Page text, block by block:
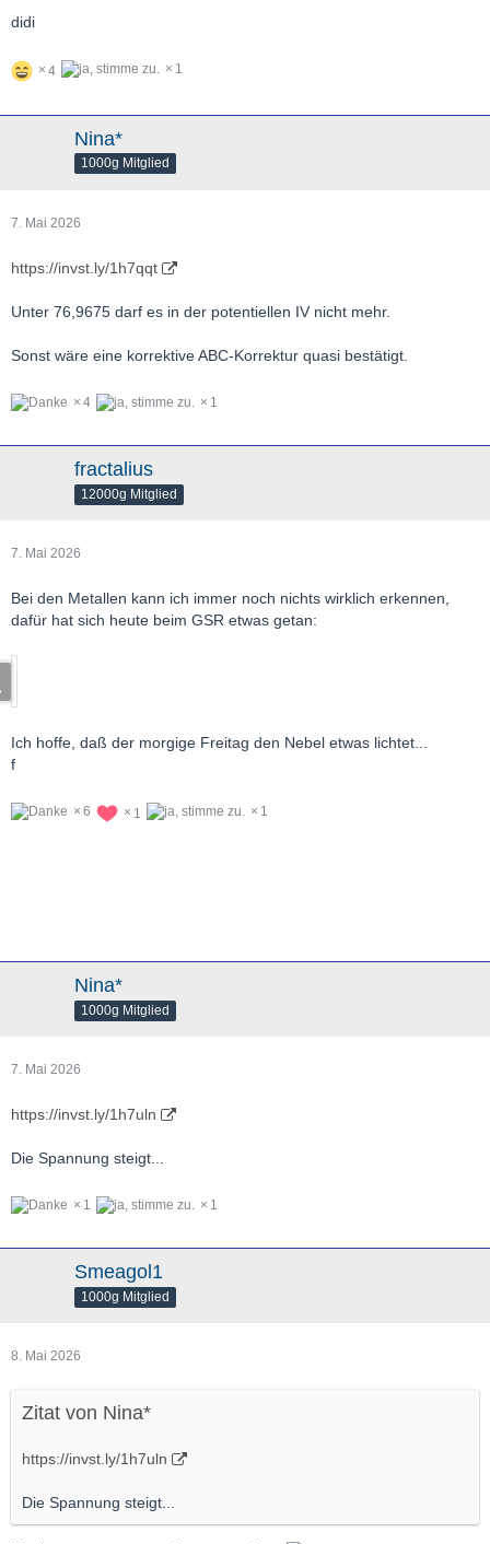
didi
4 1
Nina*
1000g Mitglied
7. Mai 2026
https://invst.ly/1h7qqt
Unter 76,9675 darf es in der potentiellen IV nicht mehr.
Sonst wäre eine korrektive ABC-Korrektur quasi bestätigt.
4 1
fractalius
12000g Mitglied
7. Mai 2026
Bei den Metallen kann ich immer noch nichts wirklich erkennen,
dafür hat sich heute beim GSR etwas getan:
Ich hoffe, daß der morgige Freitag den Nebel etwas lichtet...
f
6 1 1
Nina*
1000g Mitglied
7. Mai 2026
https://invst.ly/1h7uln
Die Spannung steigt...
1 1
Smeagol1
1000g Mitglied
8. Mai 2026
Zitat von Nina*
https://invst.ly/1h7uln
Die Spannung steigt...